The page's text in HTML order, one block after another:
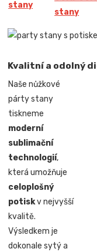
stany
stany
Kvalitní a odolný
Naše nůžkové
párty stany
tiskneme
moderní
sublimační
technologií,
která umožňuje
celoplošný
potiskv nejvyšší
kvalitě.
Výsledkem je
dokonale sytý a